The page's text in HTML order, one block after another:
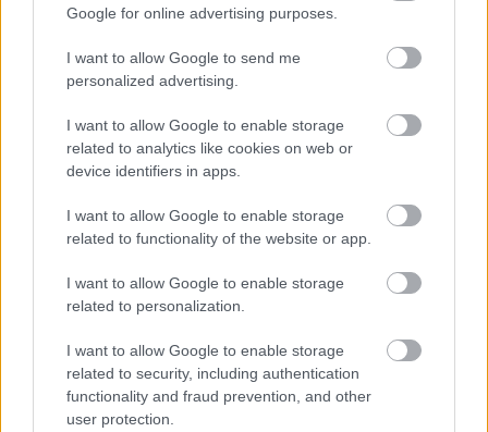
Google for online advertising purposes.
I want to allow Google to send me
personalized advertising.
I want to allow Google to enable storage
related to analytics like cookies on web or
device identifiers in apps.
I want to allow Google to enable storage
related to functionality of the website or app.
I want to allow Google to enable storage
related to personalization.
I want to allow Google to enable storage
related to security, including authentication
functionality and fraud prevention, and other
user protection.
Mohlo by vás zaujímať
Dva mosty v Trebišove sú
v havarijnom stave. Čaká
ich oprava spolu za 11,4